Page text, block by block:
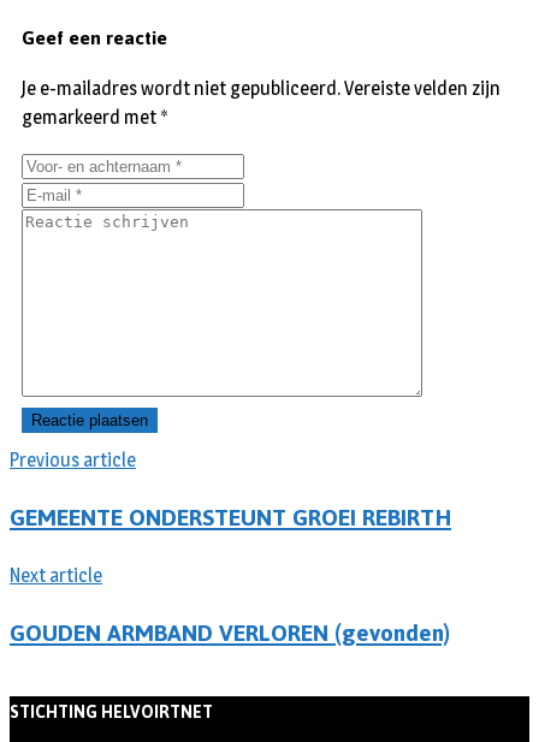
Previous article
GEMEENTE ONDERSTEUNT GROEI REBIRTH
Next article
GOUDEN ARMBAND VERLOREN (gevonden)
Geef een reactie
Je e-mailadres wordt niet gepubliceerd.Vereiste velden zijn
gemarkeerd met *
STICHTING HELVOIRTNET